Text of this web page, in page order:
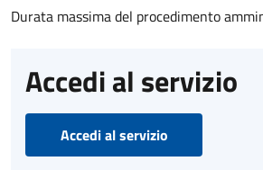
Durata massima del procedimento
Accedi al servizio
Accedi al servizio